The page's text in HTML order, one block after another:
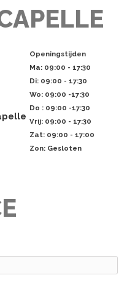
Openingstijden
Ma: 09:00 - 17:30
Di: 09:00 - 17:30
Wo: 09:00 -17:30
Do : 09:00 -17:30
Vrij: 09:00 - 17:30
Zat: 09:00 - 17:00
Zon: Gesloten